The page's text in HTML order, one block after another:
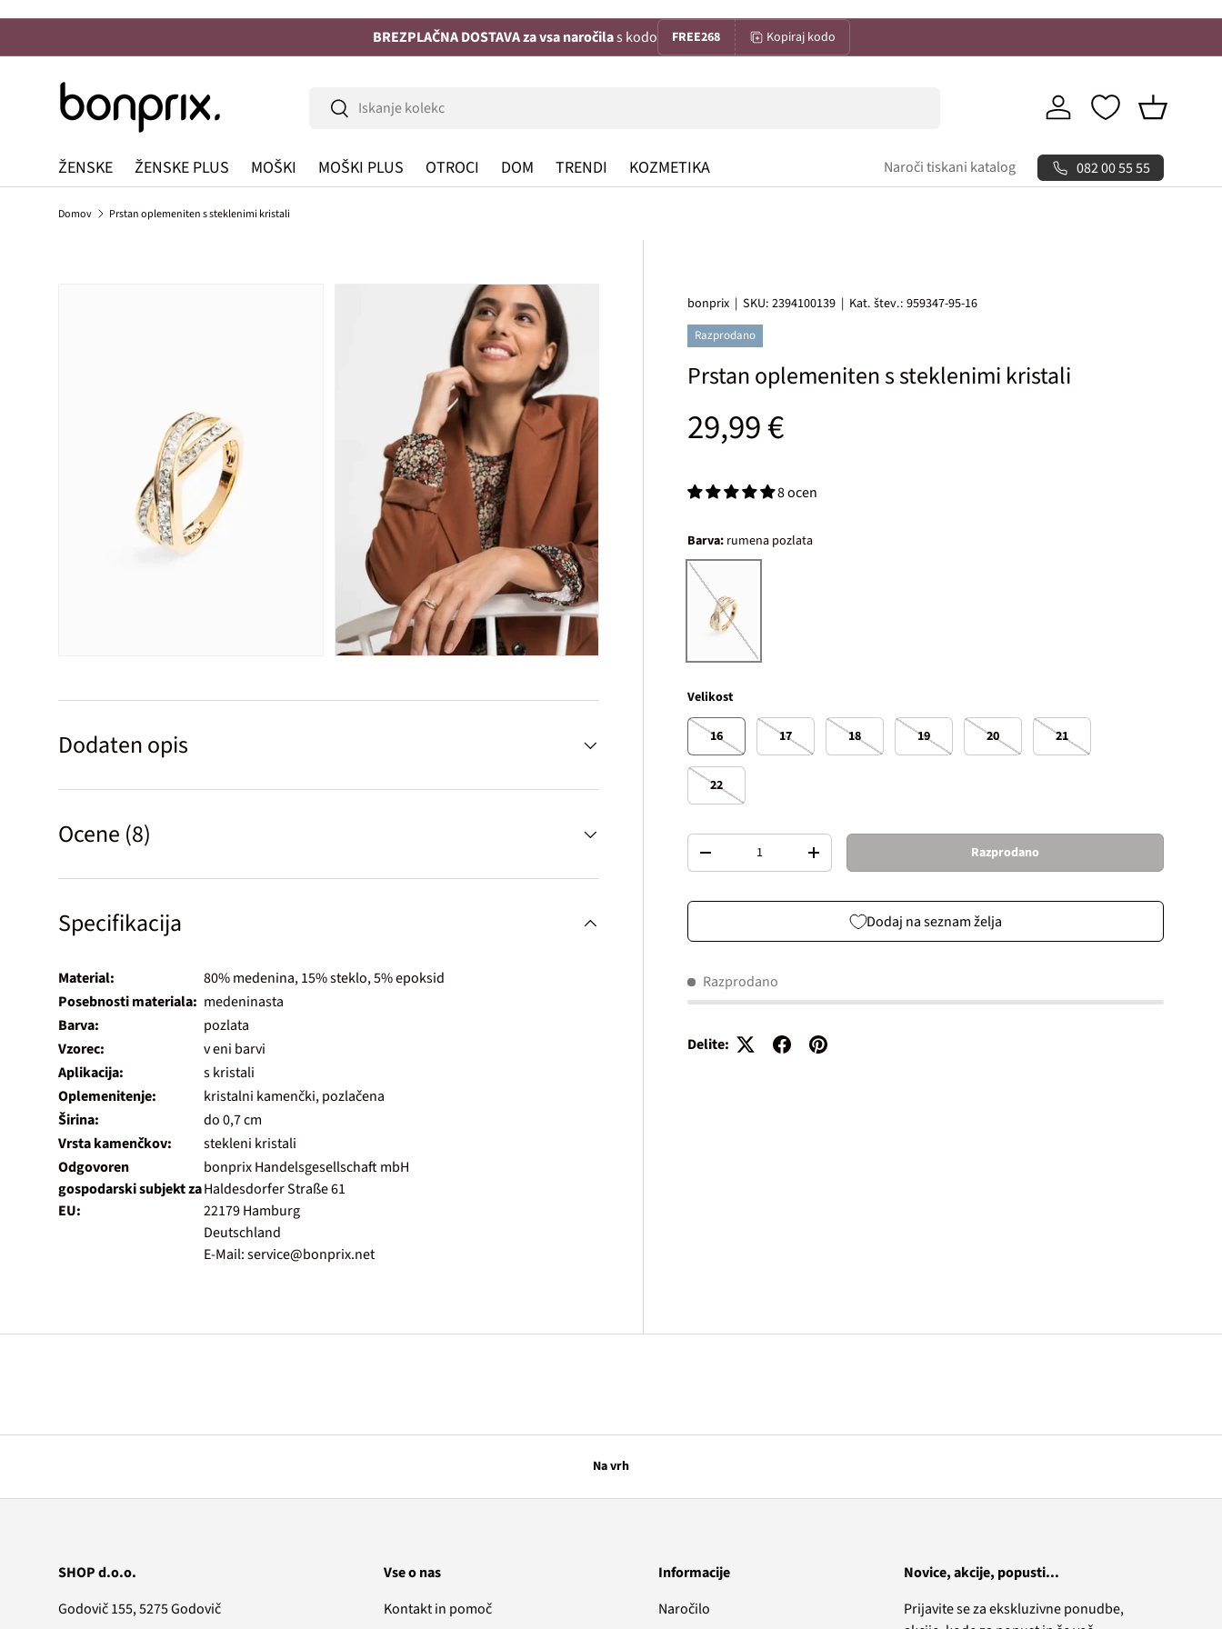
BREZPLAČNA DOSTAVA za vsa naročilas kodo FREE268 Kopiraj kodo
Iskanje
Iskanje Prijava Košarica
ŽENSKE ŽENSKE PLUS MOŠKI MOŠKI PLUS OTROCI DOM TRENDI KOZMETIKA Naroči tiskani katalog 082 00 55 55
Domov Prstan oplemeniten s steklenimi kristali
bonprix |SKU: 2394100139 | Kat. štev.: 959347-95-16
Razprodano
Prstan oplemeniten s steklenimi kristali
Običajna cena
29,99 €
8 ocen
Barva: rumena pozlata
rumena pozlata
Velikost
16 17 18 19 20 21
22
Količina
Decrease quantity
Increase quantity Razprodano
Dodaj na seznam želja
Razprodano
Delite:
Dodaten opis
Ocene (8)
Specifikacija
Material:
80% medenina, 15% steklo, 5% epoksid
Posebnosti materiala: medeninasta
Barva:
pozlata
Vzorec:
v eni barvi
Aplikacija:
s kristali
Oplemenitenje:
kristalni kamenčki, pozlačena
Širina:
do 0,7 cm
Vrsta kamenčkov:
stekleni kristali
Odgovoren
gospodarski subjekt za
EU:
bonprix Handelsgesellschaft mbH
Haldesdorfer Straße 61
22179 Hamburg
Deutschland
E-Mail: service@bonprix.net
Na vrh
SHOP d.o.o.
Godovič 155, 5275 Godovič
Vse o nas
Kontakt in pomoč
Informacije
Naročilo
Novice, akcije, popusti...
Prijavite se za ekskluzivne ponudbe,